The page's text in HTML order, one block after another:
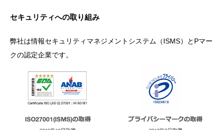
セキュリティへの取り組み
弊社は情報セキュリティマネジメントシステム（ISMS）とPマー
クの認定企業です。